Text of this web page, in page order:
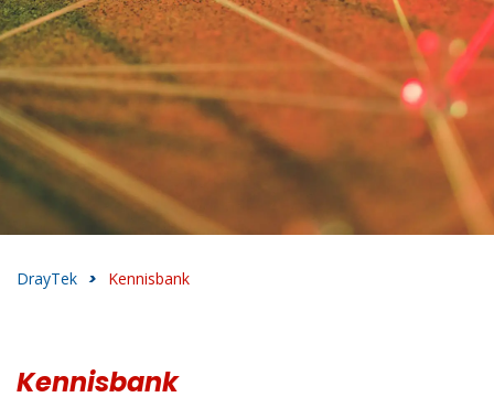
DrayTek > Kennisbank
Kennisbank